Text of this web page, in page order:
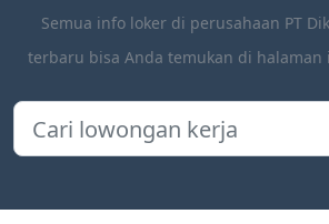
Semua info loker di perusahaan PT
terbaru bisa Anda temukan di